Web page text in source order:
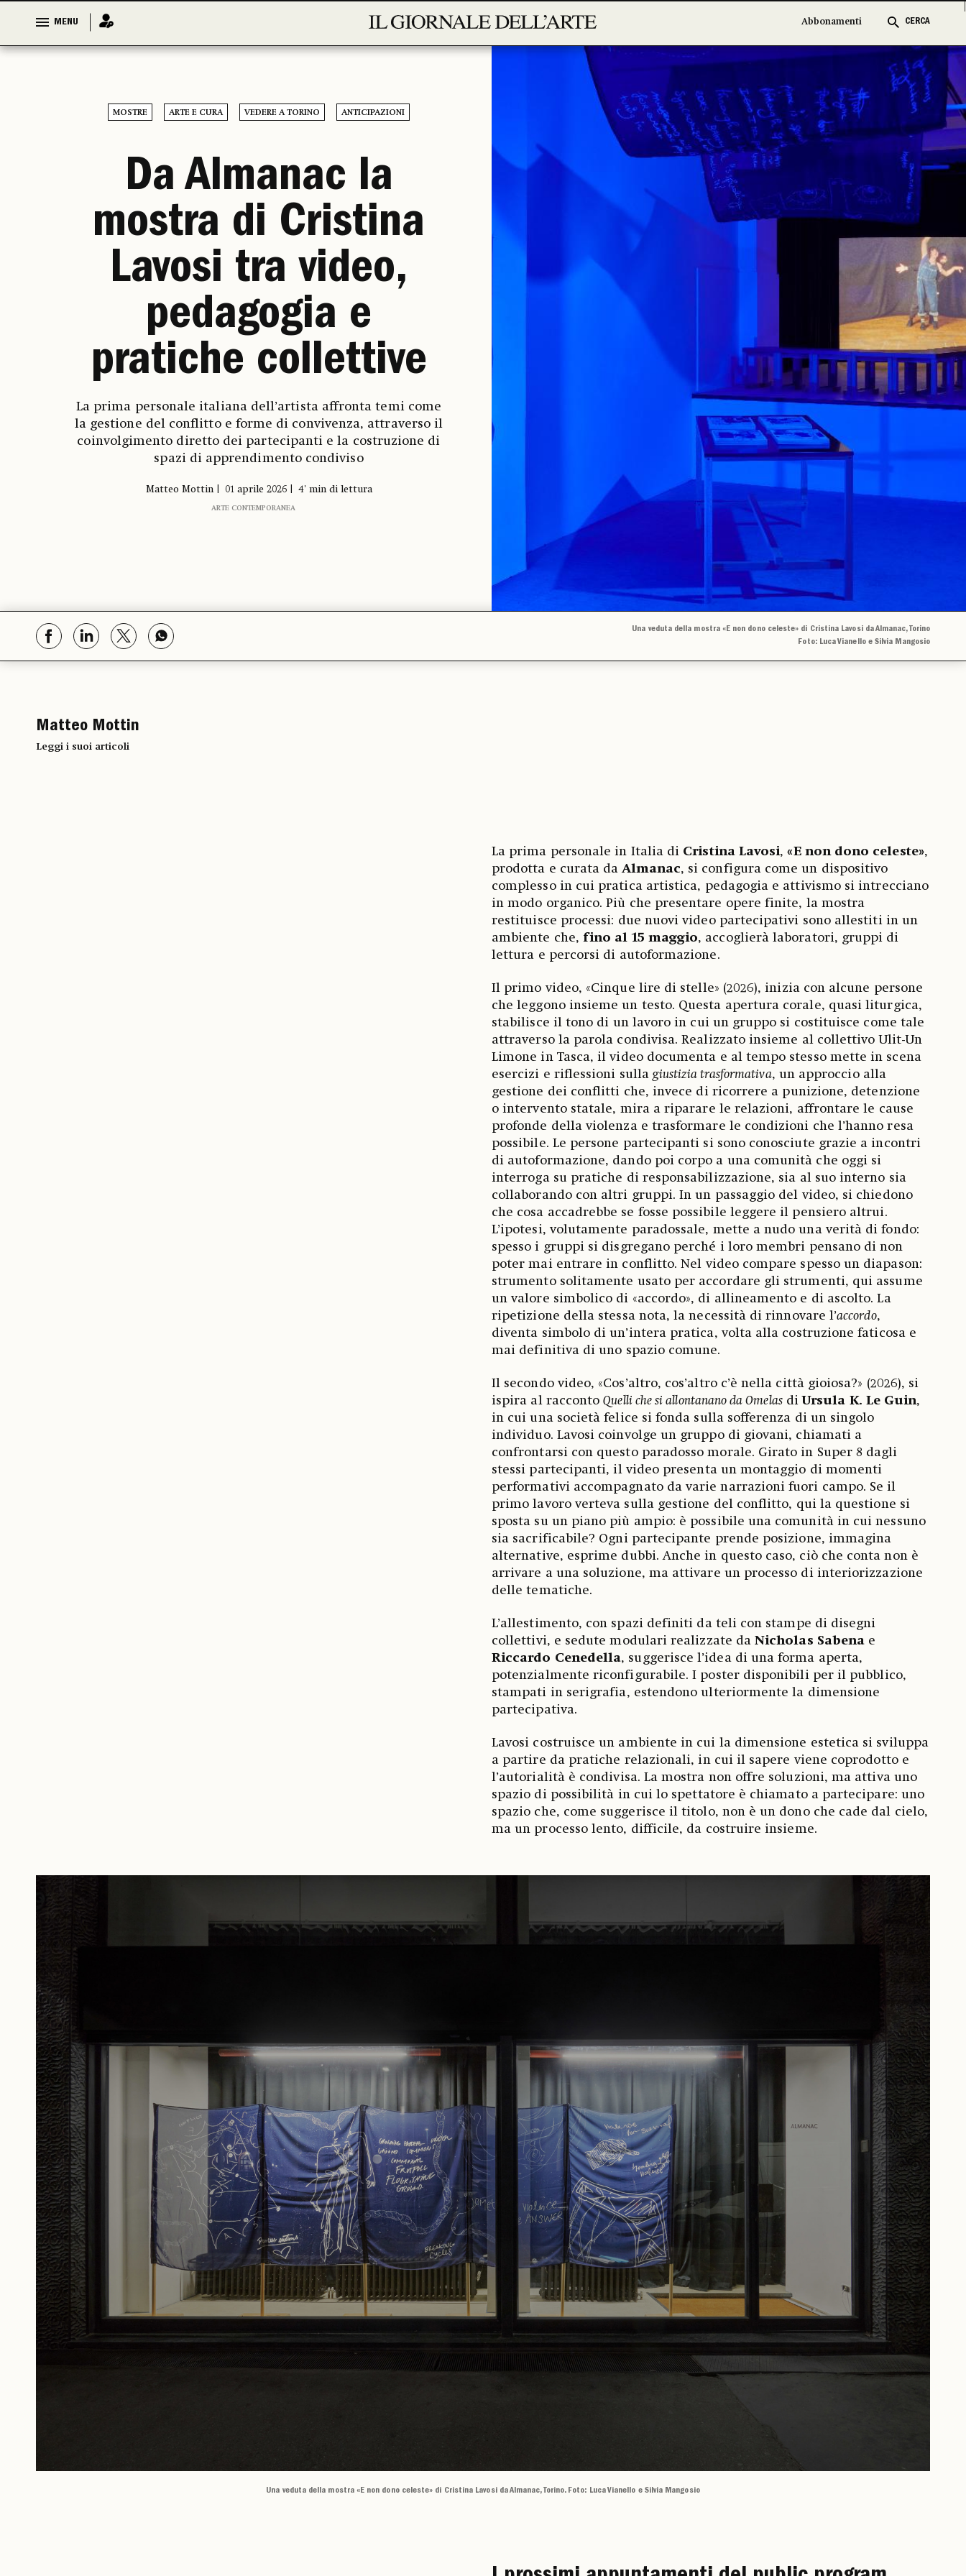
MENU Abbonamenti CERCA
MENU Abbonamenti CERCA
MOSTRE ARTE E CURA VEDERE A TORINO ANTICIPAZIONI
Da Almanac la
mostra di Cristina
Lavosi tra video,
pedagogia e
pratiche collettive
La prima personale italiana dell’artista affronta temi come
la gestione del conflitto e forme di convivenza, attraverso il
coinvolgimento diretto dei partecipanti e la costruzione di
spazi di apprendimento condiviso
Matteo Mottin 01 aprile 2026 4' min di lettura
ARTE CONTEMPORANEA
Una veduta della mostra «E non dono celeste» di Cristina Lavosi da Almanac, Torino
Foto: Luca Vianello e Silvia Mangosio
Matteo Mottin
Leggi i suoi articoli
La prima personale in Italia di Cristina Lavosi,«E non dono celeste»,
prodotta e curata daAlmanac, si configura come un dispositivo
complesso in cui pratica artistica, pedagogia e attivismo si intrecciano
in modo organico. Più che presentare opere finite, la mostra
restituisce processi: due nuovi video partecipativi sono allestiti in un
ambiente che, fino al 15 maggio, accoglierà laboratori, gruppi di
lettura e percorsi di autoformazione.
Il primo video, «Cinque lire di stelle» (2026), inizia con alcune persone
che leggono insieme un testo. Questa apertura corale, quasi liturgica,
stabilisce il tono di un lavoro in cui un gruppo si costituisce come tale
attraverso la parola condivisa. Realizzato insieme al collettivo Ulit-Un
Limone in Tasca, il video documenta e al tempo stesso mette in scena
esercizi e riflessioni sullagiustizia trasformativa, un approccio alla
gestione dei conflitti che, invece di ricorrere a punizione, detenzione
o intervento statale, mira a riparare le relazioni, affrontare le cause
profonde della violenza e trasformare le condizioni che l’hanno resa
possibile. Le persone partecipanti si sono conosciute grazie a incontri
di autoformazione, dando poi corpo a una comunità che oggi si
interroga su pratiche di responsabilizzazione, sia al suo interno sia
collaborando con altri gruppi. In un passaggio del video, si chiedono
che cosa accadrebbe se fosse possibile leggere il pensiero altrui.
L’ipotesi, volutamente paradossale, mette a nudo una verità di fondo:
spesso i gruppi si disgregano perché i loro membri pensano di non
poter mai entrare in conflitto. Nel video compare spesso un diapason:
strumento solitamente usato per accordare gli strumenti, qui assume
un valore simbolico di «accordo», di allineamento e di ascolto. La
ripetizione della stessa nota, la necessità di rinnovare l’accordo,
diventa simbolo di un’intera pratica, volta alla costruzione faticosa e
mai definitiva di uno spazio comune.
Il secondo video, «Cos’altro, cos’altro c’è nella città gioiosa?» (2026), si
ispira al raccontoQuelli che si allontanano da OmelasdiUrsula K. Le Guin,
in cui una società felice si fonda sulla sofferenza di un singolo
individuo. Lavosi coinvolge un gruppo di giovani, chiamati a
confrontarsi con questo paradosso morale. Girato in Super 8 dagli
stessi partecipanti, il video presenta un montaggio di momenti
performativi accompagnato da varie narrazioni fuori campo. Se il
primo lavoro verteva sulla gestione del conflitto, qui la questione si
sposta su un piano più ampio: è possibile una comunità in cui nessuno
sia sacrificabile? Ogni partecipante prende posizione, immagina
alternative, esprime dubbi. Anche in questo caso, ciò che conta non è
arrivare a una soluzione, ma attivare un processo di interiorizzazione
delle tematiche.
L’allestimento, con spazi definiti da teli con stampe di disegni
collettivi, e sedute modulari realizzate daNicholas Sabena e
Riccardo Cenedella, suggerisce l’idea di una forma aperta,
potenzialmente riconfigurabile. I poster disponibili per il pubblico,
stampati in serigrafia, estendono ulteriormente la dimensione
partecipativa.
Lavosi costruisce un ambiente in cui la dimensione estetica si sviluppa
a partire da pratiche relazionali, in cui il sapere viene coprodotto e
l’autorialità è condivisa. La mostra non offre soluzioni, ma attiva uno
spazio di possibilità in cui lo spettatore è chiamato a partecipare: uno
spazio che, come suggerisce il titolo, non è un dono che cade dal cielo,
ma un processo lento, difficile, da costruire insieme.
Una veduta della mostra «E non dono celeste» di Cristina Lavosi da Almanac, Torino. Foto: Luca Vianello e Silvia Mangosio